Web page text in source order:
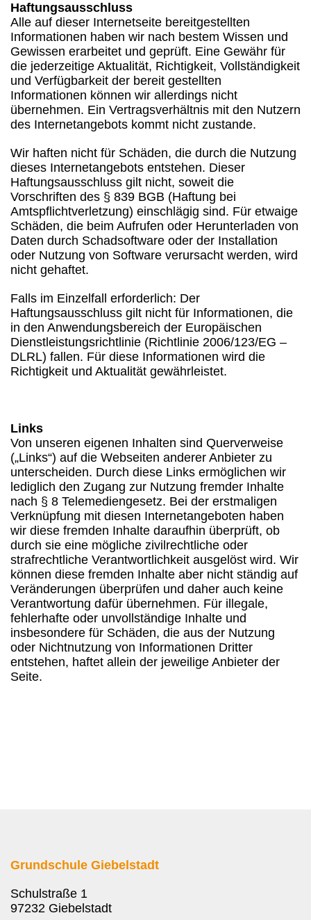
Haftungsausschluss
Alle auf dieser Internetseite bereitgestellten
Informationen haben wir nach bestem Wissen und
Gewissen erarbeitet und geprüft. Eine Gewähr für
die jederzeitige Aktualität, Richtigkeit, Vollständigkeit
und Verfügbarkeit der bereit gestellten
Informationen können wir allerdings nicht
übernehmen. Ein Vertragsverhältnis mit den Nutzern
des Internetangebots kommt nicht zustande.
Wir haften nicht für Schäden, die durch die Nutzung
dieses Internetangebots entstehen. Dieser
Haftungsausschluss gilt nicht, soweit die
Vorschriften des § 839 BGB (Haftung bei
Amtspflichtverletzung) einschlägig sind. Für etwaige
Schäden, die beim Aufrufen oder Herunterladen von
Daten durch Schadsoftware oder der Installation
oder Nutzung von Software verursacht werden, wird
nicht gehaftet.
Falls im Einzelfall erforderlich: Der
Haftungsausschluss gilt nicht für Informationen, die
in den Anwendungsbereich der Europäischen
Dienstleistungsrichtlinie (Richtlinie 2006/123/EG –
DLRL) fallen. Für diese Informationen wird die
Richtigkeit und Aktualität gewährleistet.
Links
Von unseren eigenen Inhalten sind Querverweise
(„Links“) auf die Webseiten anderer Anbieter zu
unterscheiden. Durch diese Links ermöglichen wir
lediglich den Zugang zur Nutzung fremder Inhalte
nach § 8 Telemediengesetz. Bei der erstmaligen
Verknüpfung mit diesen Internetangeboten haben
wir diese fremden Inhalte daraufhin überprüft, ob
durch sie eine mögliche zivilrechtliche oder
strafrechtliche Verantwortlichkeit ausgelöst wird. Wir
können diese fremden Inhalte aber nicht ständig auf
Veränderungen überprüfen und daher auch keine
Verantwortung dafür übernehmen. Für illegale,
fehlerhafte oder unvollständige Inhalte und
insbesondere für Schäden, die aus der Nutzung
oder Nichtnutzung von Informationen Dritter
entstehen, haftet allein der jeweilige Anbieter der
Seite.
Grundschule Giebelstadt
Schulstraße 1
97232 Giebelstadt